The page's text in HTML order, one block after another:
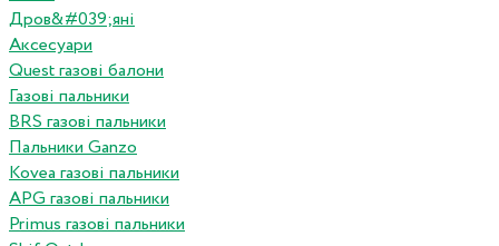
Дров&#039;яні
Аксесуари
Quest газові балони
Газові пальники
BRS газові пальники
Пальники Ganzo
Kovea газові пальники
APG газові пальники
Primus газові пальники